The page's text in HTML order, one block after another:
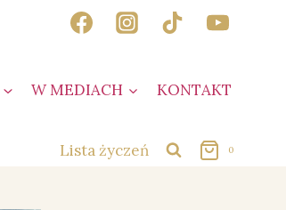
W MEDIACH KONTAKT
Lista życzeń 0